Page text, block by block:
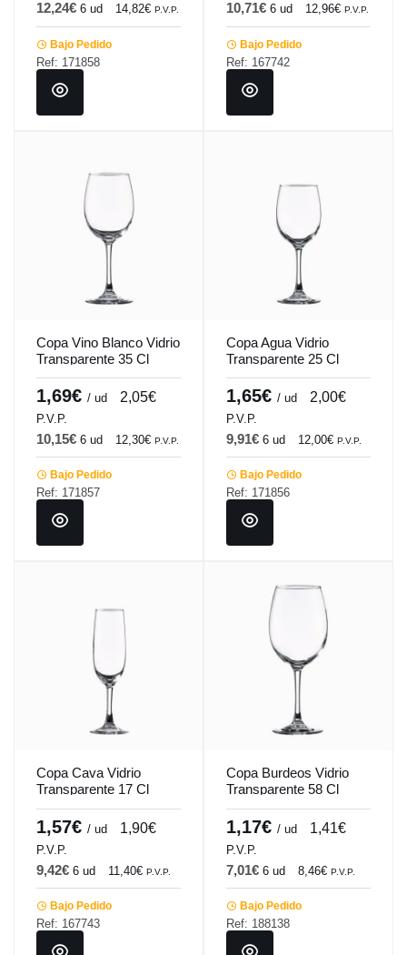
12,24€ 6 ud 14,82€ P.V.P.
Bajo Pedido
Ref: 171858
10,71€ 6 ud 12,96€ P.V.P.
Bajo Pedido
Ref: 167742
Copa Vino Blanco Vidrio
Transparente 35 Cl
Syrah-Tensionada
Vicrila
1,69€ / ud 2,05€
P.V.P.
10,15€ 6 ud 12,30€ P.V.P.
Bajo Pedido
Ref: 171857
Copa Agua Vidrio
Transparente 25 Cl
Syrah-Tensionada
Vicrila
1,65€ / ud 2,00€
P.V.P.
9,91€ 6 ud 12,00€ P.V.P.
Bajo Pedido
Ref: 171856
Copa Cava Vidrio
Transparente 17 Cl
Syrah-Tensionada
Vicrila
1,57€ / ud 1,90€
P.V.P.
9,42€ 6 ud 11,40€ P.V.P.
Bajo Pedido
Ref: 167743
Copa Burdeos Vidrio
Transparente 58 Cl
Pinot Vicrila
1,17€ / ud 1,41€
P.V.P.
7,01€ 6 ud 8,46€ P.V.P.
Bajo Pedido
Ref: 188138